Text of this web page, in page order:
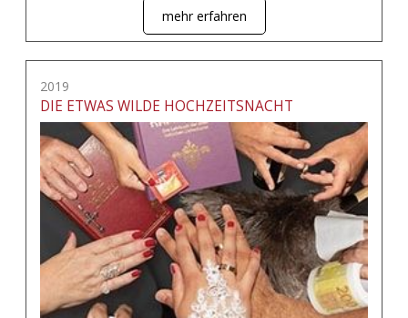
mehr erfahren
2019
DIE ETWAS WILDE HOCHZEITSNACHT